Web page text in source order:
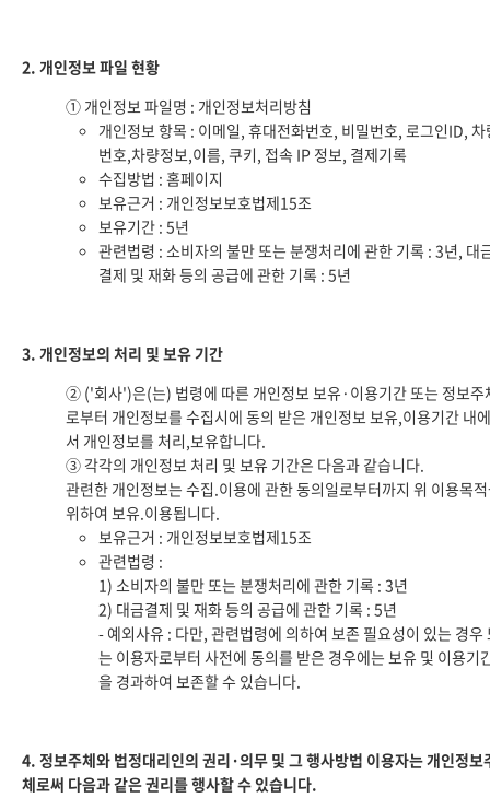
2. 개인정보 파일 현황
① 개인정보 파일명 : 개인정보처리방침
개인정보 항목 : 이메일, 휴대전화번호, 비밀번호, 로그인ID, 차
번호,차량정보,이름, 쿠키, 접속 IP 정보, 결제기록
수집방법 : 홈페이지
보유근거 : 개인정보보호법제15조
보유기간 : 5년
관련법령 : 소비자의 불만 또는 분쟁처리에 관한 기록 : 3년, 대
결제 및 재화 등의 공급에 관한 기록 : 5년
3. 개인정보의 처리 및 보유 기간
② ('회사')은(는) 법령에 따른 개인정보 보유·이용기간 또는 정보주
로부터 개인정보를 수집시에 동의 받은 개인정보 보유,이용기간 내에
서 개인정보를 처리,보유합니다.
③ 각각의 개인정보 처리 및 보유 기간은 다음과 같습니다.
관련한 개인정보는 수집.이용에 관한 동의일로부터까지 위 이용목
위하여 보유.이용됩니다.
보유근거 : 개인정보보호법제15조
관련법령 :
1) 소비자의 불만 또는 분쟁처리에 관한 기록 : 3년
2) 대금결제 및 재화 등의 공급에 관한 기록 : 5년
- 예외사유 : 다만, 관련법령에 의하여 보존 필요성이 있는 경우
는 이용자로부터 사전에 동의를 받은 경우에는 보유 및 이용기
을 경과하여 보존할 수 있습니다.
4. 정보주체와 법정대리인의 권리·의무 및 그 행사방법 이용자는 개인정보
체로써 다음과 같은 권리를 행사할 수 있습니다.